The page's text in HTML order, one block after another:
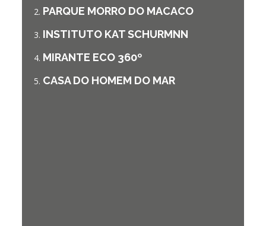
PARQUE MORRO DO MACACO
INSTITUTO KAT SCHURMNN
MIRANTE ECO 360º
CASA DO HOMEM DO MAR